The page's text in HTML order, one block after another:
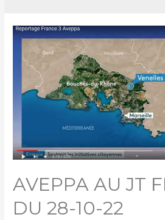
AVEPPA AU JT
DU 28-10-22